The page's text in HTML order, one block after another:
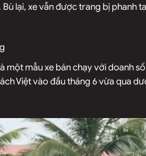
lại, xe vẫn được trang bị phanh
một mẫu xe bán chạy với doanh
Việt vào đầu tháng 6 vừa qua